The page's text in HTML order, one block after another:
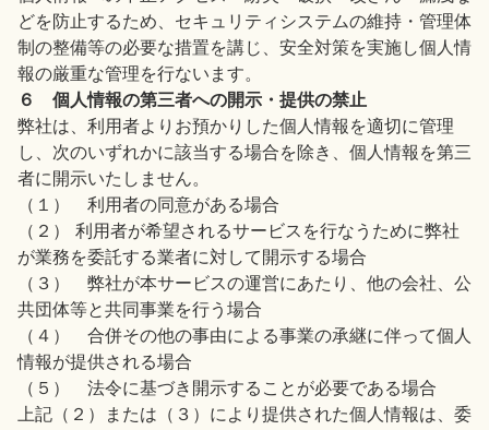
どを防止するため、セキュリティシステムの維持・管理体
制の整備等の必要な措置を講じ、安全対策を実施し個人情
報の厳重な管理を行ないます。
６ 個人情報の第三者への開示・提供の禁止
弊社は、利用者よりお預かりした個人情報を適切に管理
し、次のいずれかに該当する場合を除き、個人情報を第三
者に開示いたしません。
（１） 利用者の同意がある場合
（２） 利用者が希望されるサービスを行なうために弊社
が業務を委託する業者に対して開示する場合
（３） 弊社が本サービスの運営にあたり、他の会社、公
共団体等と共同事業を行う場合
（４） 合併その他の事由による事業の承継に伴って個人
情報が提供される場合
（５） 法令に基づき開示することが必要である場合
上記（２）または（３）により提供された個人情報は、委